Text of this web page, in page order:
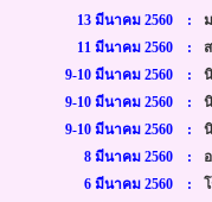
13 มีนาคม 2560 :
11 มีนาคม 2560 :
9-10 มีนาคม 2560 :
9-10 มีนาคม 2560 :
9-10 มีนาคม 2560 :
8 มีนาคม 2560 :
6 มีนาคม 2560 :